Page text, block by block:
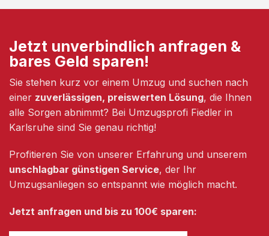
Jetzt unverbindlich anfragen &
bares Geld sparen!
Sie stehen kurz vor einem Umzug und suchen nach
einer zuverlässigen, preiswerten Lösung, die Ihnen
alle Sorgen abnimmt? Bei Umzugsprofi Fiedler in
Karlsruhe sind Sie genau richtig!
Profitieren Sie von unserer Erfahrung und unserem
unschlagbar günstigen Service, der Ihr
Umzugsanliegen so entspannt wie möglich macht.
Jetzt anfragen und bis zu 100€ sparen: